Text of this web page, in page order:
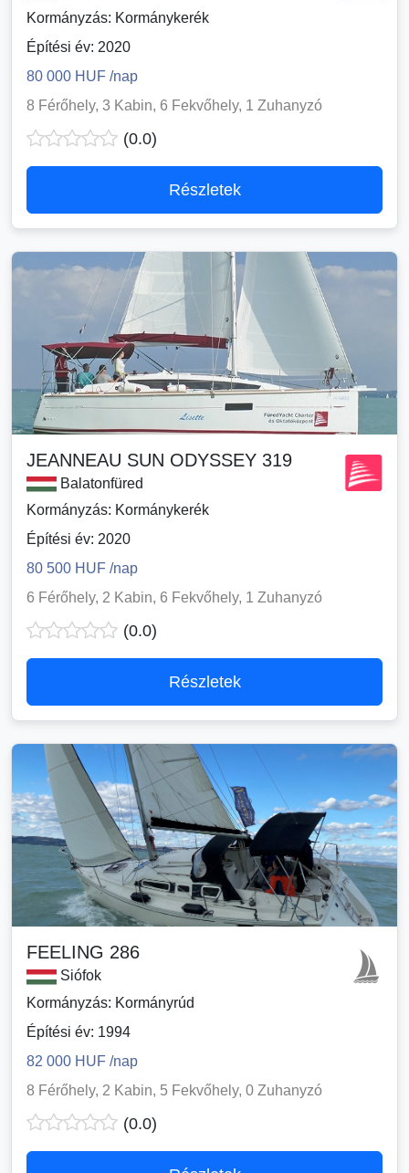
Kormányzás: Kormánykerék
Építési év: 2020
80 000 HUF /nap
8 Férőhely, 3 Kabin, 6 Fekvőhely, 1 Zuhanyzó
(0.0)
Részletek
JEANNEAU SUN ODYSSEY 319
Balatonfüred
Kormányzás: Kormánykerék
Építési év: 2020
80 500 HUF /nap
6 Férőhely, 2 Kabin, 6 Fekvőhely, 1 Zuhanyzó
(0.0)
Részletek
FEELING 286
Siófok
Kormányzás: Kormányrúd
Építési év: 1994
82 000 HUF /nap
8 Férőhely, 2 Kabin, 5 Fekvőhely, 0 Zuhanyzó
(0.0)